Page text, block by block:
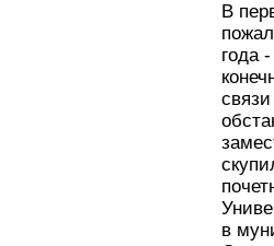
В
года
в